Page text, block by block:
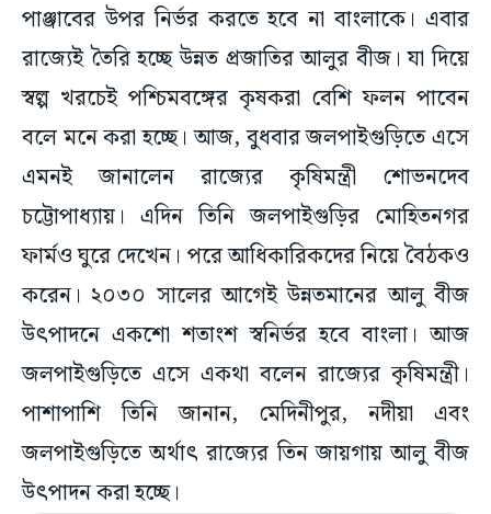
পাঞ্জাবের উপর নির্ভর করতে হবে না বাংলাকে। এবার
রাজ্যেই তৈরি হচ্ছে উন্নত প্রজাতির আলুর বীজ। যা দিয়ে
স্বল্প খরচেই পশ্চিমবঙ্গের কৃষকরা বেশি ফলন পাবেন
বলে মনে করা হচ্ছে। আজ, বুধবার জলপাইগুড়িতে এসে
এমনই জানালেন রাজ্যের কৃষিমন্ত্রী শোভনদেব
চট্টোপাধ্যায়। এদিন তিনি জলপাইগুড়ির মোহিতনগর
ফার্মও ঘুরে দেখেন। পরে আধিকারিকদের নিয়ে বৈঠকও
করেন। ২০৩০ সালের আগেই উন্নতমানের আলু বীজ
উৎপাদনে একশো শতাংশ স্বনির্ভর হবে বাংলা। আজ
জলপাইগুড়িতে এসে একথা বলেন রাজ্যের কৃষিমন্ত্রী।
পাশাপাশি তিনি জানান, মেদিনীপুর, নদীয়া এবং
জলপাইগুড়িতে অর্থাৎ রাজ্যের তিন জায়গায় আলু বীজ
উৎপাদন করা হচ্ছে।